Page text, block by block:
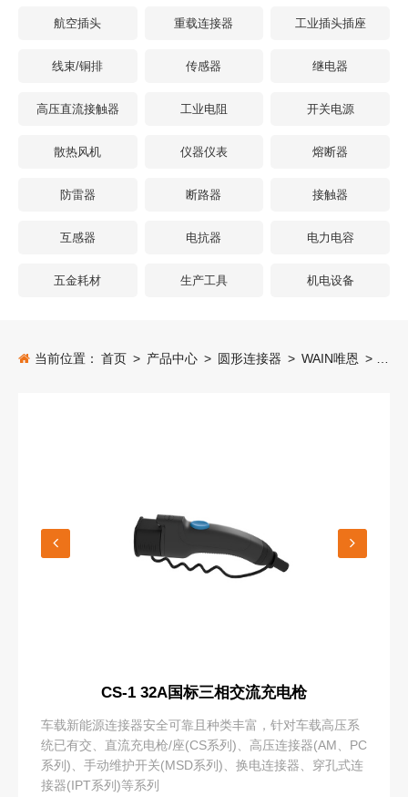
航空插头 重载连接器 工业插头插座
线束/铜排 传感器 继电器
高压直流接触器 工业电阻 开关电源
散热风机 仪器仪表 熔断器
防雷器 断路器 接触器
互感器 电抗器 电力电容
五金耗材 生产工具 机电设备
当前位置： 首页 > 产品中心 > 圆形连接器 > WAIN唯恩 >
CS-1 32A国标三相交流充电枪
车载新能源连接器安全可靠且种类丰富，针对车载高压系
统已有交、直流充电枪/座(CS系列)、高压连接器(AM、PC
系列)、手动维护开关(MSD系列)、换电连接器、穿孔式连
接器(IPT系列)等系列